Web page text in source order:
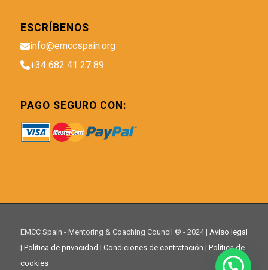
ESCRÍBENOS
info@emccspain.org
+34 682 41 27 89
PAGO SEGURO CON:
EMCC Spain - Mentoring & Coaching Council © - 2024 | Aviso legal
| Política de privacidad | Condiciones de contratación | Política de
cookies